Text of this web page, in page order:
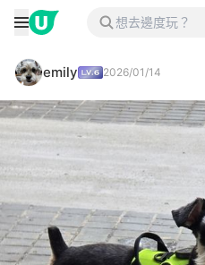
emily 2026/01/14